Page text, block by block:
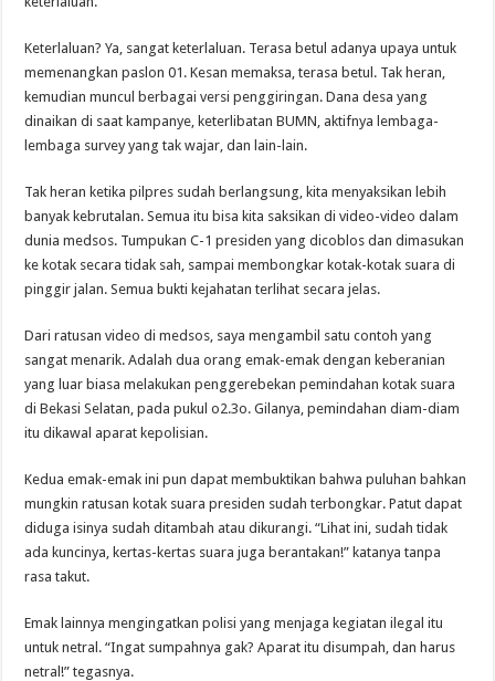
Keterlaluan? Ya, sangat keterlaluan. Terasa betul adanya upaya untuk
memenangkan paslon 01. Kesan memaksa, terasa betul. Tak heran,
kemudian muncul berbagai versi penggiringan. Dana desa yang
dinaikan di saat kampanye, keterlibatan BUMN, aktifnya lembaga-
lembaga survey yang tak wajar, dan lain-lain.
Tak heran ketika pilpres sudah berlangsung, kita menyaksikan lebih
banyak kebrutalan. Semua itu bisa kita saksikan di video-video dalam
dunia medsos. Tumpukan C-1 presiden yang dicoblos dan dimasukan
ke kotak secara tidak sah, sampai membongkar kotak-kotak suara di
pinggir jalan. Semua bukti kejahatan terlihat secara jelas.
Dari ratusan video di medsos, saya mengambil satu contoh yang
sangat menarik. Adalah dua orang emak-emak dengan keberanian
yang luar biasa melakukan penggerebekan pemindahan kotak suara
di Bekasi Selatan, pada pukul o2.3o. Gilanya, pemindahan diam-diam
itu dikawal aparat kepolisian.
Kedua emak-emak ini pun dapat membuktikan bahwa puluhan bahkan
mungkin ratusan kotak suara presiden sudah terbongkar. Patut dapat
diduga isinya sudah ditambah atau dikurangi. “Lihat ini, sudah tidak
ada kuncinya, kertas-kertas suara juga berantakan!” katanya tanpa
rasa takut.
Emak lainnya mengingatkan polisi yang menjaga kegiatan ilegal itu
untuk netral. “Ingat sumpahnya gak? Aparat itu disumpah, dan harus
netral!” tegasnya.